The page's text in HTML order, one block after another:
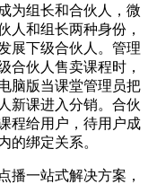
为组长和合伙人，微
人和组长两种身份，
展下级合伙人。管理
合伙人售卖课程时，
脑版当课堂管理员把
新课进入分销。合伙
程给用户，待用户成
的绑定关系。
播一站式解决方案，